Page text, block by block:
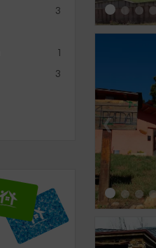
3
1
3
‹